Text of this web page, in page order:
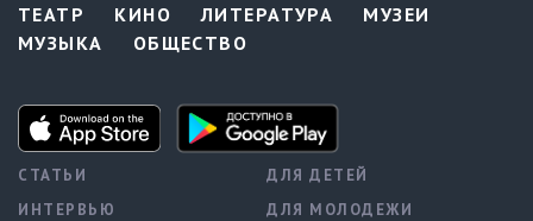
ТЕАТР КИНО ЛИТЕРАТУРА
МУЗЕИ
МУЗЫКА
ОБЩЕСТВО
СТАТЬИ
ИНТЕРВЬЮ
ДЛЯ ДЕТЕЙ
ДЛЯ МОЛОДЕЖИ